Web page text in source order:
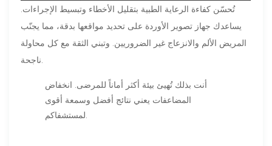
تُحسّن كفاءة الرعاية الطبية بتقليل الأخطاء وتبسيط الإجراءات.
يساعدك جهاز تصوير الأوردة على تحديد مواقعها بدقة، مما يجنّب
المريض الألم والانزعاج غير الضروريين. وتبني الثقة مع كل محاولة
أنت بذلك تُهيئ بيئة أكثر أماناً للمرضى. انخفاض
المضاعفات يعني نتائج أفضل وسمعة أقوى